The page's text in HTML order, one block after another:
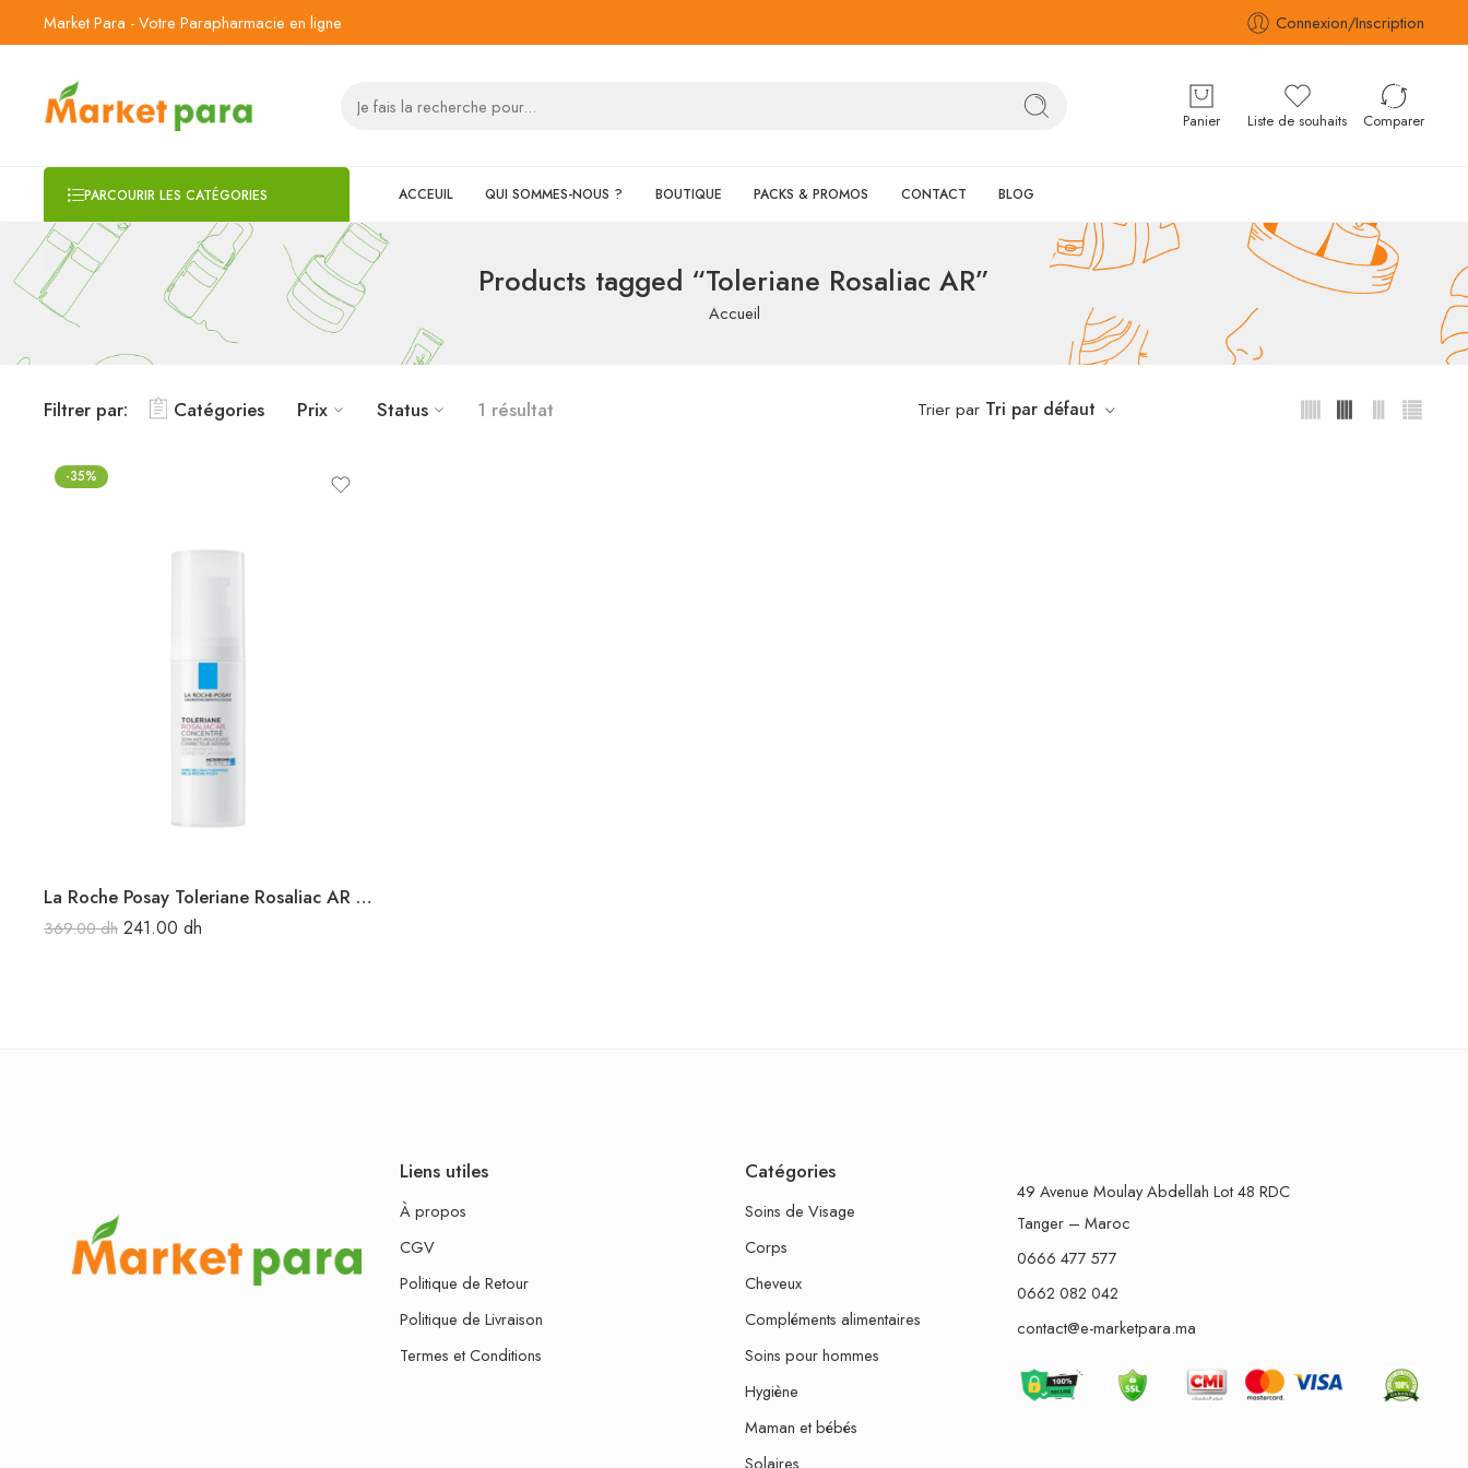
Market Para - Votre Parapharmacie en ligne Connexion/Inscription
Panier Liste de souhaits Comparer
PARCOURIR LES CATÉGORIES ACCEUIL QUI SOMMES-NOUS ? BOUTIQUE PACKS & PROMOS CONTACT BLOG
Products tagged “Toleriane Rosaliac AR”
Accueil
Filtrer par: Catégories Prix Status 1 résultat Trier par Tri par défaut
-35%
La Roche Posay Toleriane Rosaliac AR Concentré Soin Anti-rougeurs Correcteur intensif 40 ml
369.00dh 241.00 dh
Liens utiles
À propos
CGV
Politique de Retour
Politique de Livraison
Termes et Conditions
Catégories
Soins de Visage
Corps
Cheveux
Compléments alimentaires
Soins pour hommes
Hygiène
Maman et bébés
Solaires
49 Avenue Moulay Abdellah Lot 48 RDC
Tanger – Maroc
0666 477 577
0662 082 042
contact@e-marketpara.ma